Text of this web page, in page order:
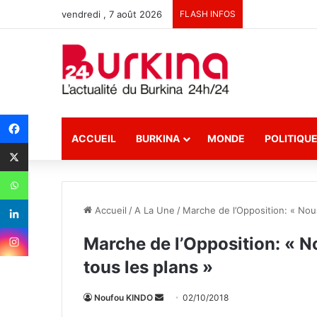
vendredi , 7 août 2026 FLASH INFOS
ACCUEIL BURKINA MONDE POLITIQUE
Accueil / A La Une / Marche de l’Opposition: «
Marche de l’Opposition: «
tous les plans »
Noufou KINDO 02/10/2018